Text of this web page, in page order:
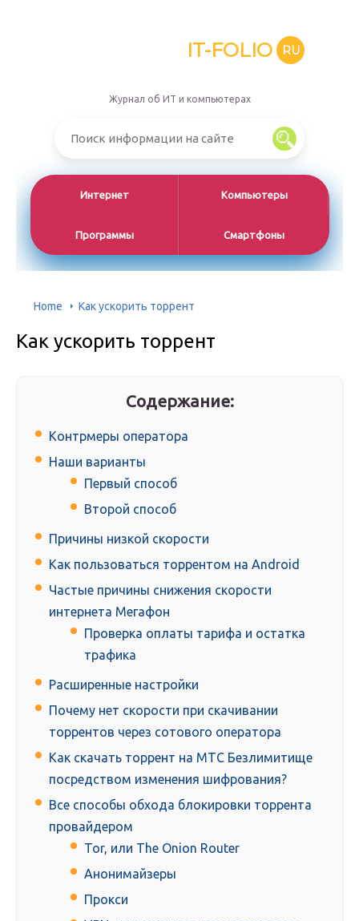
IT-FOLIO RU
Журнал об ИТ и компьютерах
Интернет Компьютеры
Программы Смартфоны
Home Как ускорить торрент
Как ускорить торрент
Содержание:
Контрмеры оператора
Наши варианты
Первый способ
Второй способ
Причины низкой скорости
Как пользоваться торрентом на Android
Частые причины снижения скорости
интернета Мегафон
Проверка оплаты тарифа и остатка
трафика
Расширенные настройки
Почему нет скорости при скачивании
торрентов через сотового оператора
Как скачать торрент на МТС Безлимитище
посредством изменения шифрования?
Все способы обхода блокировки торрента
провайдером
Tor, или The Onion Router
Анонимайзеры
Прокси